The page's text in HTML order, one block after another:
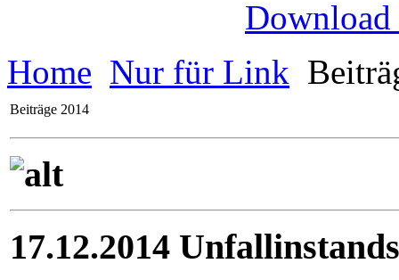
Download
Home Nur für Link
Beiträge 2014
17.12.2014